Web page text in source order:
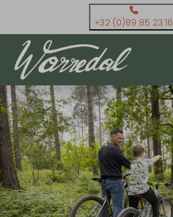
+32 (0)89 85 23 16